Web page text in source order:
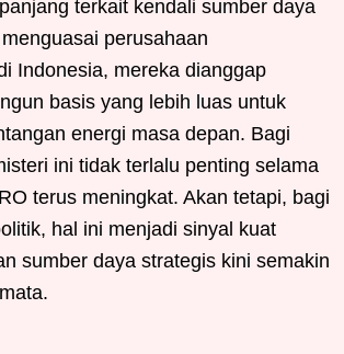
terkait kendali sumber daya
perusahaan
Indonesia, mereka dianggap
basis yang lebih luas untuk
energi masa depan. Bagi
ini tidak terlalu penting selama
terus meningkat. Akan tetapi, bagi
hal ini menjadi sinyal kuat
sumber daya strategis kini semakin